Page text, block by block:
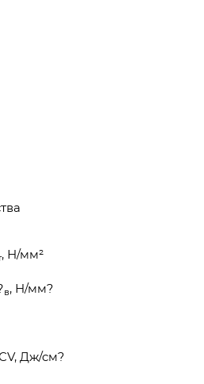
, Н/мм²
в, Н/мм?
Дж/см?